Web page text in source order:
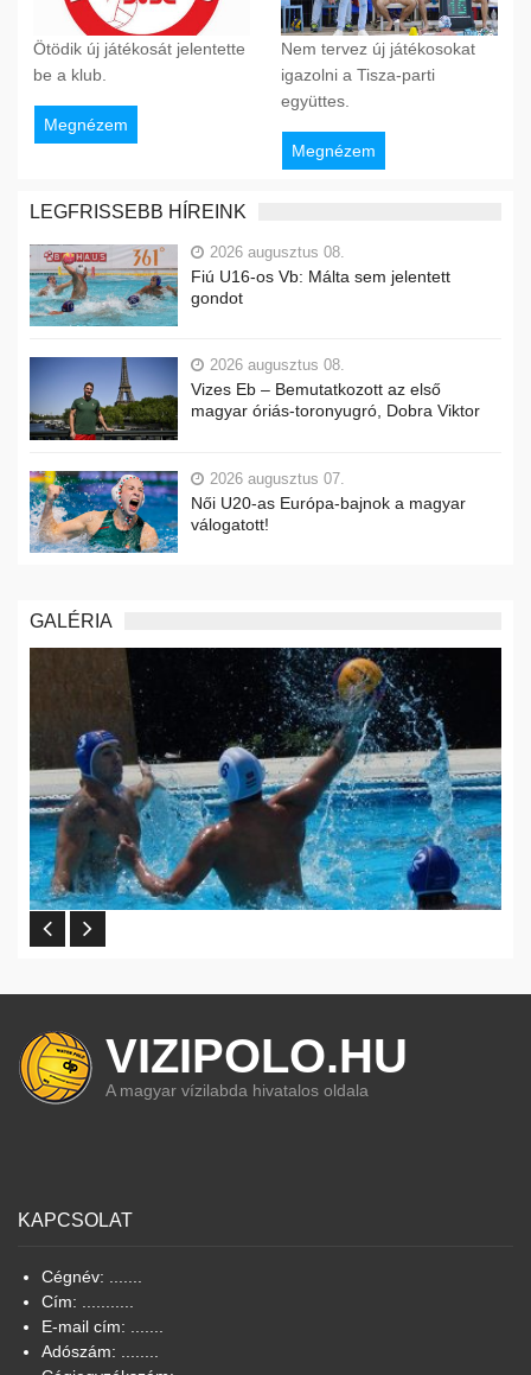
Ötödik új játékosát jelentette
be a klub.
Megnézem
Nem tervez új játékosokat
igazolni a Tisza-parti
együttes.
Megnézem
LEGFRISSEBB HÍREINK
2026 augusztus 08.
Fiú U16-os Vb: Málta sem jelentett
gondot
2026 augusztus 08.
Vizes Eb – Bemutatkozott az első
magyar óriás-toronyugró, Dobra Viktor
2026 augusztus 07.
Női U20-as Európa-bajnok a magyar
válogatott!
GALÉRIA
VIZIPOLO.HU
A magyar vízilabda hivatalos oldala
KAPCSOLAT
Cégnév: .......
Cím: ...........
E-mail cím: .......
Adószám: ........